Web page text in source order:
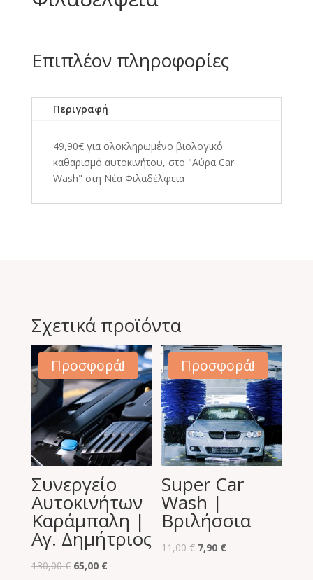
Επιπλέον πληροφορίες
Περιγραφή
49,90€ για ολοκληρωμένο βιολογικό
καθαρισμό αυτοκινήτου, στο "Αύρα Car
Wash" στη Νέα Φιλαδέλφεια
Σχετικά προϊόντα
Προσφορά!
Συνεργείο
Αυτοκινήτων
Καράμπαλη |
Αγ. Δημήτριος
130,00€ Original
65,00 €Η
Προσφορά!
Super Car
Wash |
Βριλήσσια
11,00€ Original
7,90 €